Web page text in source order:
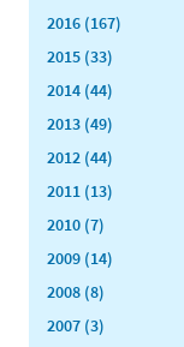
2016 (167)
2015 (33)
2014 (44)
2013 (49)
2012 (44)
2011 (13)
2010 (7)
2009 (14)
2008 (8)
2007 (3)